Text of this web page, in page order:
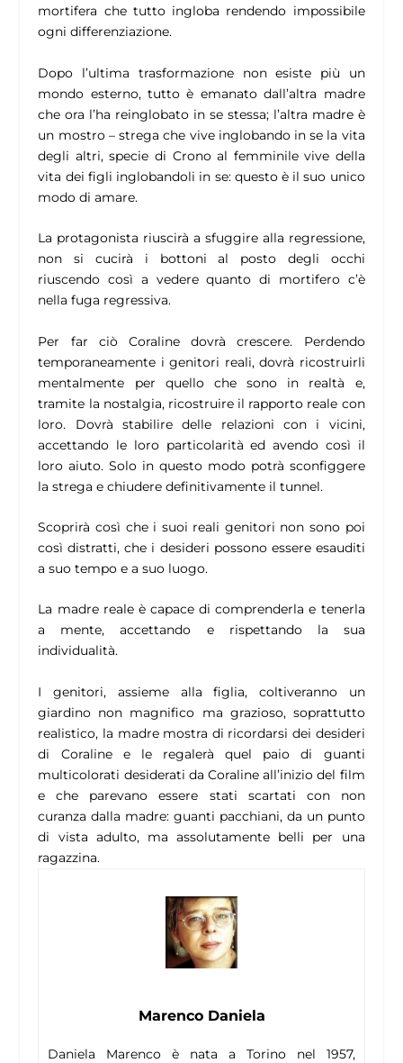
mortifera che tutto ingloba rendendo impossibile
ogni differenziazione.
Dopo l’ultima trasformazione non esiste più un
mondo esterno, tutto è emanato dall’altra madre
che ora l’ha reinglobato in se stessa; l’altra madre è
un mostro – strega che vive inglobando in se la vita
degli altri, specie di Crono al femminile vive della
vita dei figli inglobandoli in se: questo è il suo unico
modo di amare.
La protagonista riuscirà a sfuggire alla regressione,
non si cucirà i bottoni al posto degli occhi
riuscendo così a vedere quanto di mortifero c’è
nella fuga regressiva.
Per far ciò Coraline dovrà crescere. Perdendo
temporaneamente i genitori reali, dovrà ricostruirli
mentalmente per quello che sono in realtà e,
tramite la nostalgia, ricostruire il rapporto reale con
loro. Dovrà stabilire delle relazioni con i vicini,
accettando le loro particolarità ed avendo così il
loro aiuto. Solo in questo modo potrà sconfiggere
la strega e chiudere definitivamente il tunnel.
Scoprirà così che i suoi reali genitori non sono poi
così distratti, che i desideri possono essere esauditi
a suo tempo e a suo luogo.
La madre reale è capace di comprenderla e tenerla
a mente, accettando e rispettando la sua
individualità.
I genitori, assieme alla figlia, coltiveranno un
giardino non magnifico ma grazioso, soprattutto
realistico, la madre mostra di ricordarsi dei desideri
di Coraline e le regalerà quel paio di guanti
multicolorati desiderati da Coraline all’inizio del film
e che parevano essere stati scartati con non
curanza dalla madre: guanti pacchiani, da un punto
di vista adulto, ma assolutamente belli per una
ragazzina.
Marenco Daniela
Daniela Marenco è nata a Torino nel 1957,